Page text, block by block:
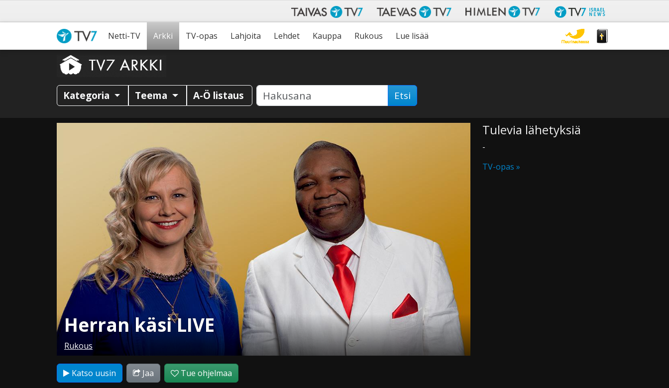
Netti-TV Arkki TV-opas Lahjoita Lehdet Kauppa Rukous Lue lisää
Kategoria Teema A-Ö listaus Etsi
Herran käsi LIVE
Rukous
Katso uusin Jaa Tue ohjelmaa
Tulevia lähetyksiä
-
TV-opas »